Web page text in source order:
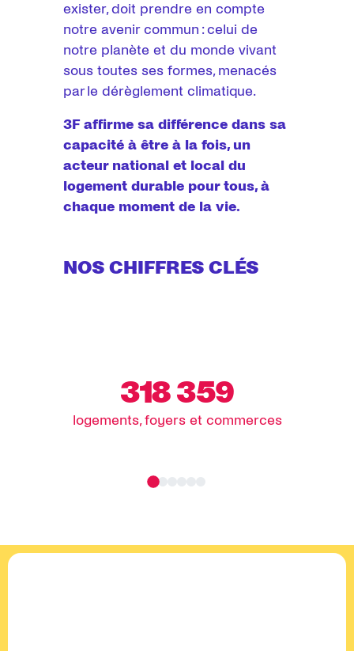
exister, doit prendre en compte
notre avenir commun : celui de
notre planète et du monde vivant
sous toutes ses formes, menacés
par le dérèglement climatique.
3F affirme sa différence dans sa
capacité à être à la fois, un
acteur national et local du
logement durable pour tous, à
chaque moment de la vie.
NOS CHIFFRES CLÉS
318 359
logements, foyers et commerces